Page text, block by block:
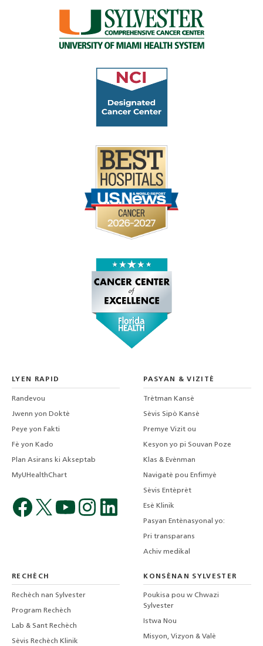
LYEN RAPID
Randevou
Jwenn yon Doktè
Peye yon Fakti
Fè yon Kado
Plan Asirans ki Akseptab
MyUHealthChart
PASYAN & VIZITÈ
Trètman Kansè
Sèvis Sipò Kansè
Premye Vizit ou
Kesyon yo pi Souvan Poze
Klas & Evènman
Navigatè pou Enfimyè
Sèvis Entèprèt
Esè Klinik
Pasyan Entènasyonal yo:
Pri transparans
Achiv medikal
RECHÈCH
Rechèch nan Sylvester
Program Rechèch
Lab & Sant Rechèch
Sèvis Rechèch Klinik
KONSÈNAN SYLVESTER
Poukisa pou w Chwazi
Sylvester
Istwa Nou
Misyon, Vizyon & Valè